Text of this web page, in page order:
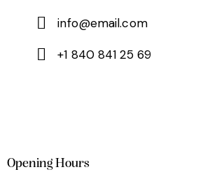
info@email.com
+1 840 841 25 69
Opening Hours